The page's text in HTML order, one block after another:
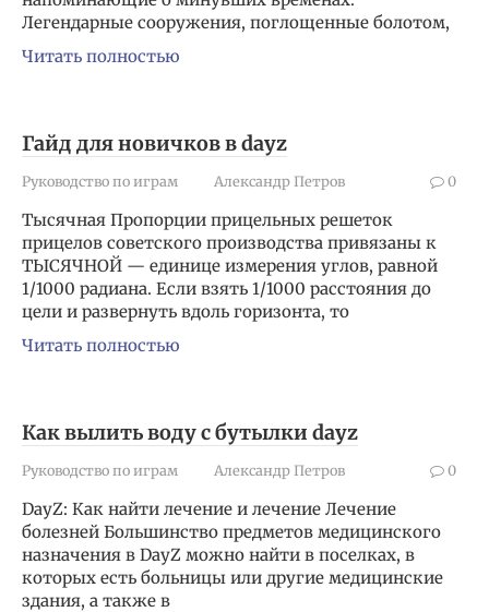
Легендарные сооружения, поглощенные болотом,
Читать полностью
Гайд для новичков в dayz
Руководство по играм Александр Петров 0
Тысячная Пропорции прицельных решеток
прицелов советского производства привязаны к
ТЫСЯЧНОЙ — единице измерения углов, равной
1/1000 радиана. Если взять 1/1000 расстояния до
цели и развернуть вдоль горизонта, то
Читать полностью
Как вылить воду с бутылки dayz
Руководство по играм Александр Петров 0
DayZ: Как найти лечение и лечение Лечение
болезней Большинство предметов медицинского
назначения в DayZ можно найти в поселках, в
которых есть больницы или другие медицинские
здания, а также в